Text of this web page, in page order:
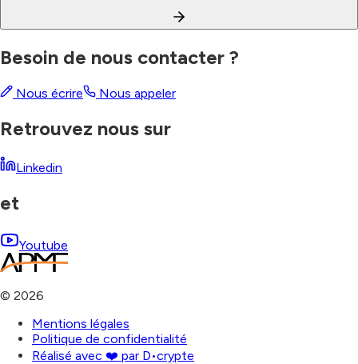
Besoin de nous contacter ?
Nous écrire Nous appeler
Retrouvez nous sur
Linkedin
et
Youtube
© 2026
Mentions légales
Politique de confidentialité
Réalisé avec ❤️ par D•crypte